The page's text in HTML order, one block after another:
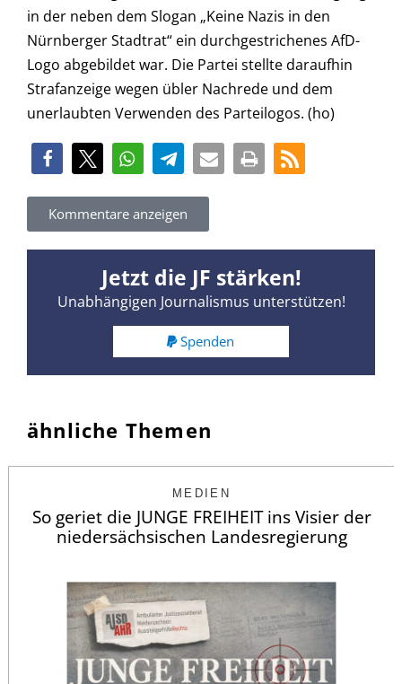
in der neben dem Slogan „Keine Nazis in den
Nürnberger Stadtrat“ ein durchgestrichenes AfD-
Logo abgebildet war. Die Partei stellte daraufhin
Strafanzeige wegen übler Nachrede und dem
unerlaubten Verwenden des Parteilogos. (ho)
Kommentare anzeigen
Jetzt die JF stärken!
Unabhängigen Journalismus unterstützen!
Spenden
ähnliche Themen
MEDIEN
So geriet die JUNGE FREIHEIT ins Visier der
niedersächsischen Landesregierung